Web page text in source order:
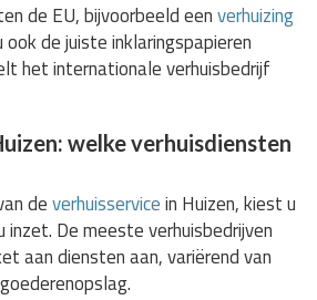
de EU, bijvoorbeeld eenverhuizing
ook de juiste inklaringspapieren
het internationale verhuisbedrijf
welke verhuisdiensten
deverhuisservicein Huizen, kiest u
De meeste verhuisbedrijven
aan diensten aan, variërend van